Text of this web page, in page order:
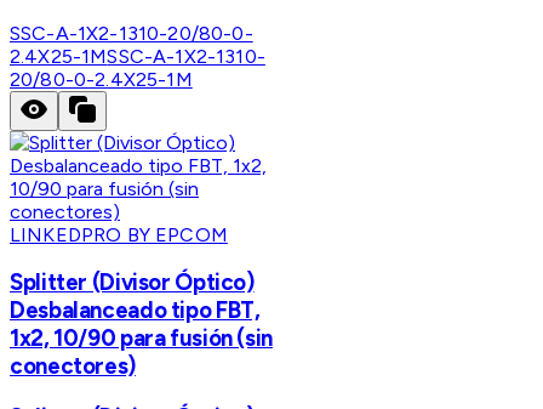
SSC-A-1X2-1310-20/80-0-
2.4X25-1MSSC-A-1X2-1310-
20/80-0-2.4X25-1M
LINKEDPRO BY EPCOM
Splitter (Divisor Óptico)
Desbalanceado tipo FBT,
1x2, 10/90 para fusión (sin
conectores)